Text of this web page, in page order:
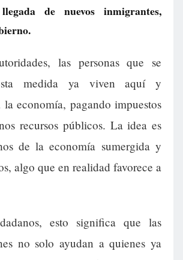
de nuevos inmigrantes,
las personas que se
medida ya viven aquí y
economía, pagando impuestos
recursos públicos. La idea es
de la economía sumergida y
algo que en realidad favorece a
esto significa que las
no solo ayudan a quienes ya